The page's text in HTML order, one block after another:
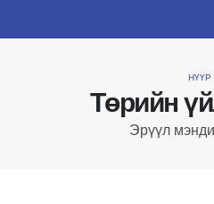
Төрийн
Эрүүл
НҮҮР